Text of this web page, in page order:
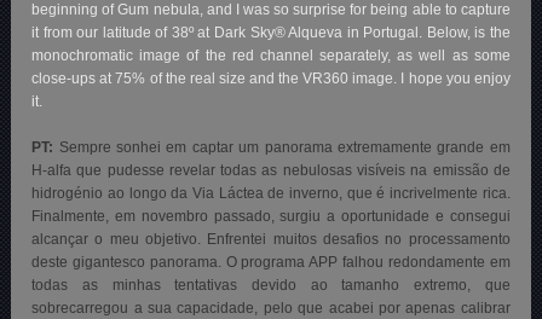
beginning of Gum nebula, and I was so surprise for being able to capture
it from our latitude of 38º at Dark Sky® Alqueva in Portugal. Below, is the
monochromatic image of the red channel separately, as well as some
close-ups at 75% of the real size and the VR360 image. I hope you enjoy
it.
PT: Sempre sonhei em captar um panorama extremamente grande em
H-alfa que pudesse revelar todas as nebulosas visíveis na emissão de
hidrogénio ao longo da Via Láctea de inverno, que é incrivelmente rica.
Finalmente, em novembro passado, surgiu a oportunidade e consegui
alcançar o meu objetivo. Enfrentei muitos desafios no processamento
deste gigantesco panorama. O programa APP falhou redondamente em
todas as minhas tentativas devido ao tamanho extremo, que
sobrecarregou a sua capacidade, pelo que acabei por apenas calibrar